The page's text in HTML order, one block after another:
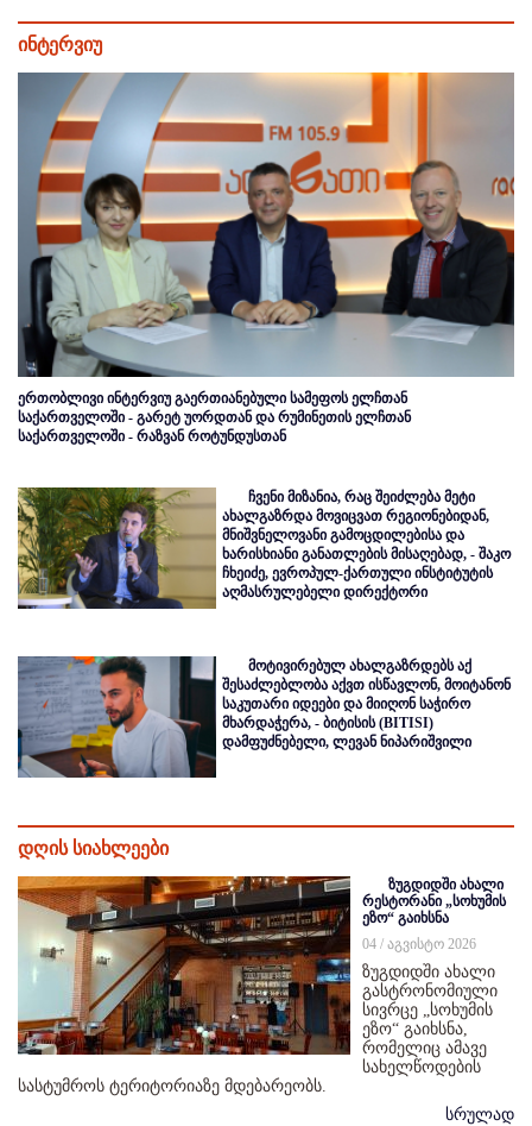
ინტერვიუ
ერთობლივი ინტერვიუ გაერთიანებული სამეფოს ელჩთან
საქართველოში - გარეტ უორდთან და რუმინეთის ელჩთან
საქართველოში - რაზვან როტუნდუსთან
ჩვენი მიზანია, რაც შეიძლება მეტი
ახალგაზრდა მოვიცვათ რეგიონებიდან,
მნიშვნელოვანი გამოცდილებისა და
ხარისხიანი განათლების მისაღებად, - შაკო
ჩხეიძე, ევროპულ-ქართული ინსტიტუტის
აღმასრულებელი დირექტორი
მოტივირებულ ახალგაზრდებს აქ
შესაძლებლობა აქვთ ისწავლონ, მოიტანონ
საკუთარი იდეები და მიიღონ საჭირო
მხარდაჭერა, - ბიტისის (BITISI)
დამფუძნებელი, ლევან ნიპარიშვილი
დღის სიახლეები
ზუგდიდში ახალი
რესტორანი „სოხუმის
ეზო“ გაიხსნა
04 / აგვისტო 2026
ზუგდიდში ახალი
გასტრონომიული
სივრცე „სოხუმის
ეზო“ გაიხსნა,
რომელიც ამავე
სახელწოდების
სასტუმროს ტერიტორიაზე მდებარეობს.
სრულად